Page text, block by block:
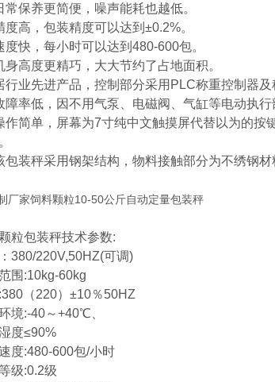
常保养更简便，噪声能耗也越低。
度高，包装精度可以达到±0.2%。
度快，每小时可以达到480-600包。
身高度更精巧，大大节约了占地面积。
行业先进产品，控制部分采用PLC称重控制器及
障率低，因不用气泵、电磁阀、气缸等电动执
作简单，屏幕为7寸纯中文触摸屏代替以为的按
包装秤采用钢架结构，物料接触部分为不绣钢
粒包装秤技术参数:
380/220V,50HZ(可调)
围:10kg-60kg
（220）±10％50HZ
境:-40～+40℃、
度≤90%
度:480-600包/小时
级:0.2级